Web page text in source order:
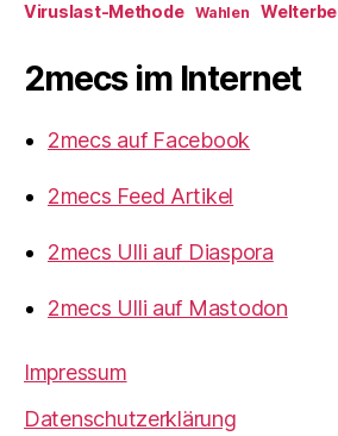
Viruslast-Methode Wahlen Welterbe
2mecs im Internet
2mecs auf Facebook
2mecs Feed Artikel
2mecs Ulli auf Diaspora
2mecs Ulli auf Mastodon
Impressum
Datenschutzerklärung